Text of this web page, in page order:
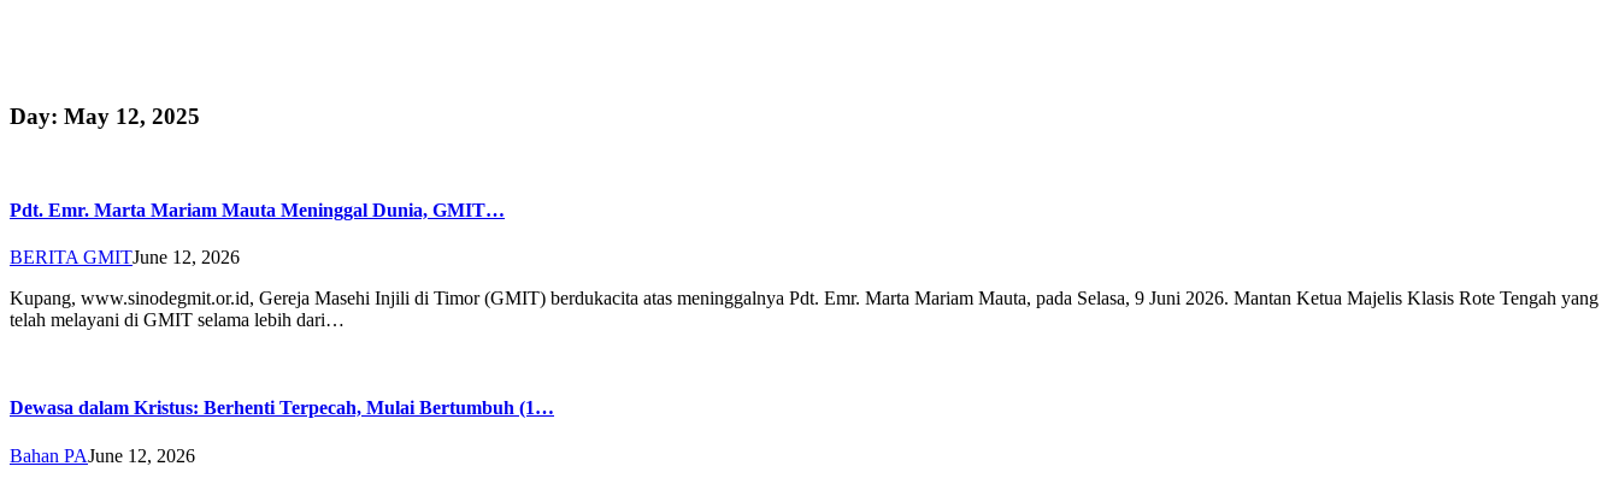
Day: May 12, 2025
Pdt. Emr. Marta Mariam Mauta Meninggal Dunia, GMIT…
BERITA GMITJune 12, 2026
Kupang, www.sinodegmit.or.id, Gereja Masehi Injili di Timor (GMIT) berdukacita atas meninggalnya Pdt. Emr. Marta Mariam Mauta, pada Selasa, 9 Juni 2026. Mantan Ketua Majelis Klasis Rote Tengah yang
telah melayani di GMIT selama lebih dari…
Dewasa dalam Kristus: Berhenti Terpecah, Mulai Bertumbuh (1…
Bahan PAJune 12, 2026